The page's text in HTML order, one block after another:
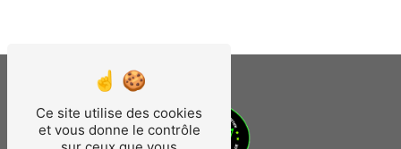
Ce site utilise des cookies
et vous donne le contrôle